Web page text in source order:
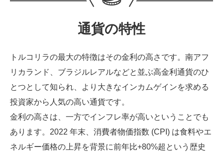
通貨の特性
トルコリラの最大の特徴はその金利の高さです。南アフ
リカランド、ブラジルレアルなどと並ぶ高金利通貨のひ
とつとして知られ、より大きなインカムゲインを求める
投資家から人気の高い通貨です。
金利の高さは、一方でインフレ率が高いということでも
あります。2022 年末、消費者物価指数 (CPI) は食料やエ
ネルギー価格の上昇を背景に前年比+80%超という歴史